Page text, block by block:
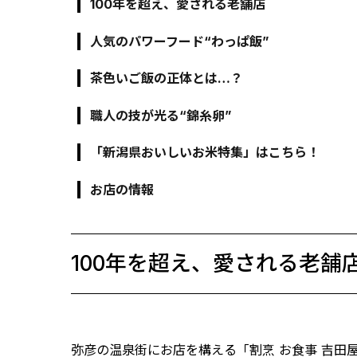
100年を超え、愛される老舗店
人気のパワーフード“わっぱ飯”
茶色いご飯の正体とは…？
職人の技が光る“錦糸卵”
「新潟県おいしいお米特集」はこちら！
お店の情報
100年を超え、愛される老舗
弥彦の温泉街にお店を構える「割烹 お食事 吉田屋